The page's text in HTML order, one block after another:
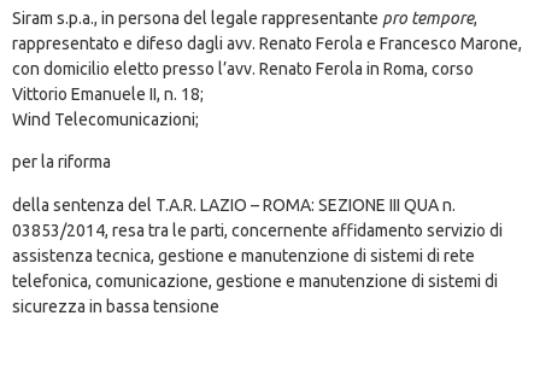
Siram s.p.a., in persona del legale rappresentante pro tempore,
rappresentato e difeso dagli avv. Renato Ferola e Francesco Marone,
con domicilio eletto presso l’avv. Renato Ferola in Roma, corso
Vittorio Emanuele II, n. 18;
Wind Telecomunicazioni;
per la riforma
della sentenza del T.A.R. LAZIO – ROMA: SEZIONE III QUA n.
03853/2014, resa tra le parti, concernente affidamento servizio di
assistenza tecnica, gestione e manutenzione di sistemi di rete
telefonica, comunicazione, gestione e manutenzione di sistemi di
sicurezza in bassa tensione